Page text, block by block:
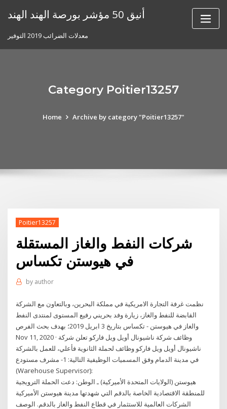
أنيق 50 مؤشر بورصة الهند الهند
معدلات الضرائب 2019 التوفير
Category Poitier13257
Home Archive by category "Poitier13257"
Poitier13257
شركات النفط والغاز المستقلة
في هيوستن تكساس
by author
نظمت غرفة التجارة الامريكية في مملكة البحرين، وبالتعاون مع الشركة
القابضة للنفط والغاز، زيارة وفد بحريني رفيع المستوى لمنتدى النفط
والغاز في هيوستن - تكساس بتاريخ 3 ابريل 2019؛ بهدف بحث الفرص
Nov 11, 2020 · وظائف شركة ناشيونال أويل ويل فاركو تعلن شركة
ناشيونال أويل ويل فاركو وظائف لحملة الثانوية فأعلي، للعمل بالشركة
في مدينة الدمام وفق المسميات الوظيفية التالية: 1- مشرف مستودع
(Warehouse Supervisor):
هيوستن (الولايات المتحدة الأميركية) ـ الوطن: دعت الحملة الترويجية
للمنطقة الاقتصادية الخاصة بالدقم التي شهدتها مدينة هيوستن الأميركية
الشركات العالمية للاستثمار في قطاع النفط والغاز بالدقم. الوصف